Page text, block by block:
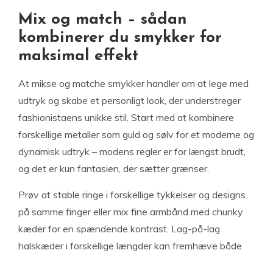
Mix og match – sådan
kombinerer du smykker for
maksimal effekt
At mikse og matche smykker handler om at lege med
udtryk og skabe et personligt look, der understreger
fashionistaens unikke stil. Start med at kombinere
forskellige metaller som guld og sølv for et moderne og
dynamisk udtryk – modens regler er for længst brudt,
og det er kun fantasien, der sætter grænser.
Prøv at stable ringe i forskellige tykkelser og designs
på samme finger eller mix fine armbånd med chunky
kæder for en spændende kontrast. Lag-på-lag
halskæder i forskellige længder kan fremhæve både